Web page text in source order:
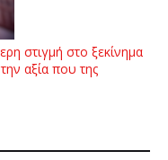
στιγμή στο ξεκίνημα
αξία που της